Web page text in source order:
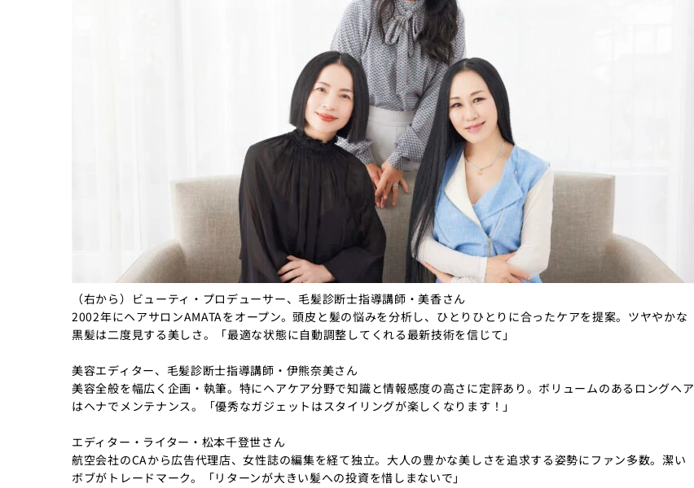
（右から）ビューティ・プロデューサー、毛髪診断士指導講師・美香さん
2002年にヘアサロンAMATAをオープン。頭皮と髪の悩みを分析し、ひとりひとりに合ったケアを提案。ツヤやかな
黒髪は二度見する美しさ。「最適な状態に自動調整してくれる最新技術を信じて」
美容エディター、毛髪診断士指導講師・伊熊奈美さん
美容全般を幅広く企画・執筆。特にヘアケア分野で知識と情報感度の高さに定評あり。ボリュームのあるロングヘア
はヘナでメンテナンス。「優秀なガジェットはスタイリングが楽しくなります！」
エディター・ライター・松本千登世さん
航空会社のCAから広告代理店、女性誌の編集を経て独立。大人の豊かな美しさを追求する姿勢にファン多数。潔い
ボブがトレードマーク。「リターンが大きい髪への投資を惜しまないで」